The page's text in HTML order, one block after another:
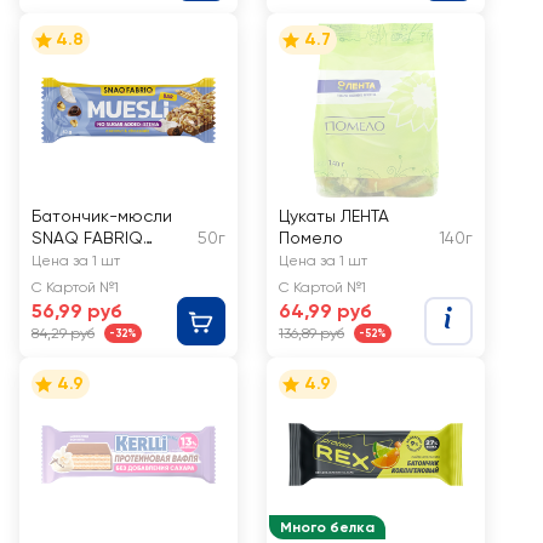
4.8
Батончик-мюсли
SNAQ FABRIQ
Кокос, с молочным
шоколадом
50г
Цена за 1 шт
С Картой №1
56,99 руб
84,29 руб -32%
4.7
Цукаты ЛЕНТА
Помело
140г
Цена за 1 шт
С Картой №1
64,99 руб
136,89 руб -52%
4.9
Много белка
4.9